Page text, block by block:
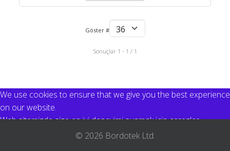
Göster #
Sonuçlar 1 - 1 / 1
© 2026 Bordotek Ltd.
We use cookies to ensure that we give you the best experience
on our website.
Web sitemizde size en iyi deneyimi sunmak için çerezler